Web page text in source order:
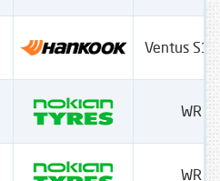
Ventus S1
WR
WR